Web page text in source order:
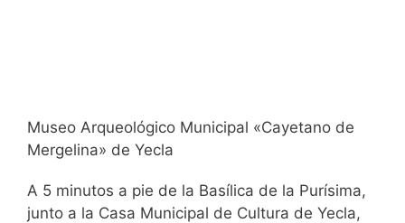
Museo Arqueológico Municipal «Cayetano de
Mergelina» de Yecla
A 5 minutos a pie de la Basílica de la Purísima,
junto a la Casa Municipal de Cultura de Yecla,